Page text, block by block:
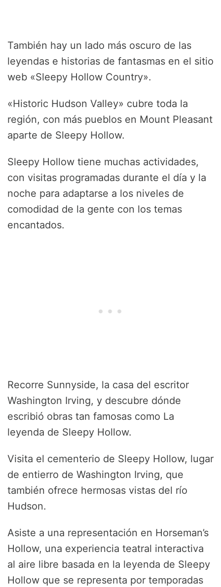
También hay un lado más oscuro de las
leyendas e historias de fantasmas en el sitio
web «Sleepy Hollow Country».
«Historic Hudson Valley» cubre toda la
región, con más pueblos en Mount Pleasant
aparte de Sleepy Hollow.
Sleepy Hollow tiene muchas actividades,
con visitas programadas durante el día y la
noche para adaptarse a los niveles de
comodidad de la gente con los temas
encantados.
Recorre Sunnyside, la casa del escritor
Washington Irving, y descubre dónde
escribió obras tan famosas como La
leyenda de Sleepy Hollow.
Visita el cementerio de Sleepy Hollow, lugar
de entierro de Washington Irving, que
también ofrece hermosas vistas del río
Hudson.
Asiste a una representación en Horseman’s
Hollow, una experiencia teatral interactiva
al aire libre basada en la leyenda de Sleepy
Hollow que se representa por temporadas